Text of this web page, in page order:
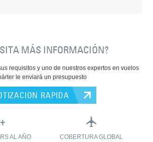
MÁS INFORMACIÓN?
requisitos y uno de nuestros expertos en vuelos
le enviará un presupuesto
RAPIDA
AL AÑO COBERTURA GLOBAL